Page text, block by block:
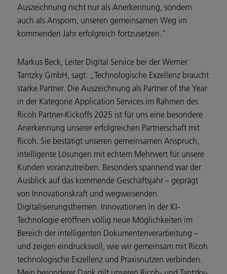
Auszeichnung nicht nur als Anerkennung, sondern
auch als Ansporn, unseren gemeinsamen Weg im
kommenden Jahr erfolgreich fortzusetzen.“
Markus Beck, Leiter Digital Service bei der Werner
Tantzky GmbH, sagt: „Technologische Exzellenz braucht
starke Partner. Die Auszeichnung als Partner of the Year
in der Kategorie Application Services im Rahmen des
Ricoh Partner-Kickoffs 2025 ist für uns eine besondere
Anerkennung unserer erfolgreichen Partnerschaft mit
Ricoh. Sie bestätigt unseren gemeinsamen Anspruch,
intelligente Lösungen mit echtem Mehrwert für unsere
Kunden voranzutreiben. Besonders spannend war der
Ausblick auf das kommende Geschäftsjahr – geprägt
von Innovationskraft und wegweisenden
Digitalisierungsthemen. Innovationen in der KI-
Technologie eröffnen völlig neue Möglichkeiten im
Bereich der intelligenten Dokumentenverarbeitung –
und zeigen eindrucksvoll, wie wir gemeinsam mit Ricoh
technologische Exzellenz und Praxisnutzen verbinden.